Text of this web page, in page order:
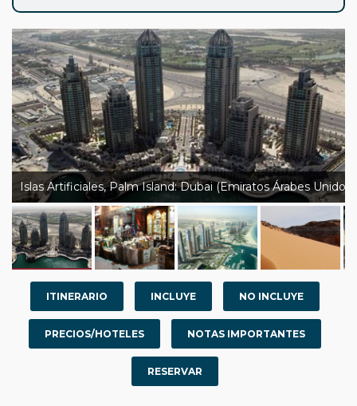
Islas Artificiales, Palm Island: Dubai (Emiratos Árabes Unidos)
ITINERARIO INCLUYE NO INCLUYE
PRECIOS/HOTELES NOTAS IMPORTANTES
RESERVAR